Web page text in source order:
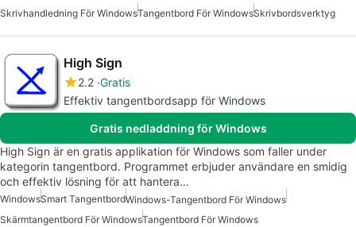
Skrivhandledning För WindowsTangentbord För WindowsSkrivbordsverktyg
High Sign
2.2 Gratis
Effektiv tangentbordsapp för Windows
Gratis nedladdning för Windows
High Sign är en gratis applikation för Windows som faller under
kategorin tangentbord. Programmet erbjuder användare en smidig
och effektiv lösning för att hantera…
WindowsSmart TangentbordWindows-Tangentbord För Windows
Skärmtangentbord För WindowsTangentbord För Windows